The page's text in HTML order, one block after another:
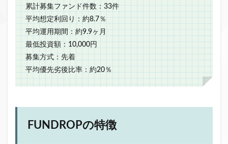
累計募集ファンド件数：33件
平均想定利回り：約8.7％
平均運用期間：約9.9ヶ月
最低投資額：10,000円
募集方式：先着
平均優先劣後比率：約20％
FUNDROPの特徴